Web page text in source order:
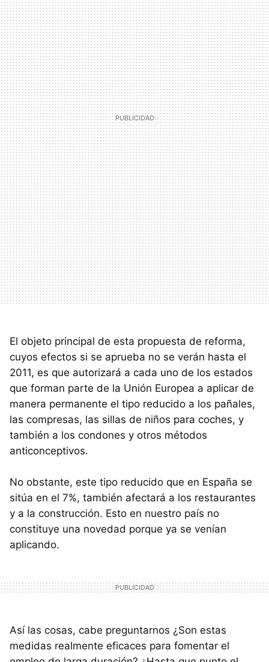
El objeto principal de esta propuesta de reforma,
cuyos efectos si se aprueba no se verán hasta el
2011, es que autorizará a cada uno de los estados
que forman parte de la Unión Europea a aplicar de
manera permanente el tipo reducido a los pañales,
las compresas, las sillas de niños para coches, y
también a los condones y otros métodos
anticonceptivos.
No obstante, este tipo reducido que en España se
sitúa en el 7%, también afectará a los restaurantes
y a la construcción. Esto en nuestro país no
constituye una novedad porque ya se venían
aplicando.
Así las cosas, cabe preguntarnos ¿Son estas
medidas realmente eficaces para fomentar el